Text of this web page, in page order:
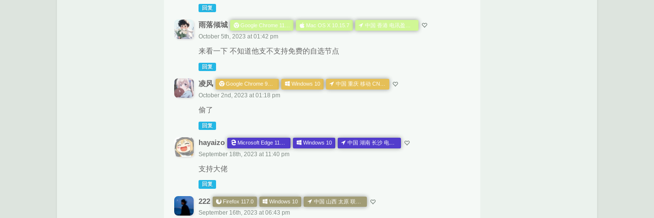
回复
雨落倾城 Google Chrome 117.0.0.0 Mac OS X 10.15.7 中国 香港 电讯盈科有限公司 HK AS
October 5th, 2023 at 01:42 pm
来看一下 不知道他支不支持免费的自选节点
回复
凌风 Google Chrome 99.0.4844.88 Windows 10 中国 重庆 移动 CN AS
October 2nd, 2023 at 01:18 pm
偷了
回复
hayaizo Microsoft Edge 116.0.1938.81 Windows 10 中国 湖南 长沙 电信 CN AS
September 18th, 2023 at 11:40 pm
支持大佬
回复
222 Firefox 117.0 Windows 10 中国 山西 太原 联通 CN AS
September 16th, 2023 at 06:43 pm